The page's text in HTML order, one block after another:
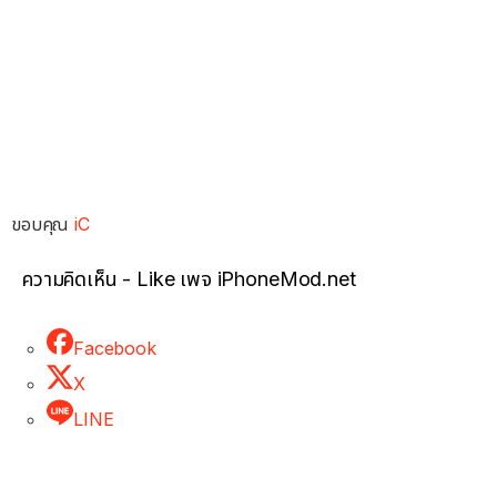
ขอบคุณiC
ความคิดเห็น - Like เพจ iPhoneMod.net
Facebook
X
LINE